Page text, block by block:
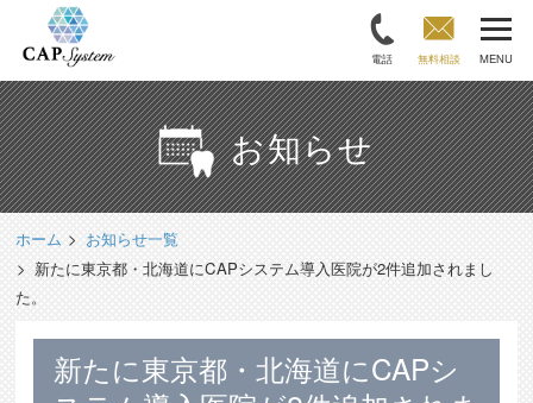
電話 無料相談 MENU
お知らせ
ホーム
お知らせ一覧
新たに東京都・北海道にCAPシステム導入医院が2件追加されまし
た。
新たに東京都・北海道にCAPシ